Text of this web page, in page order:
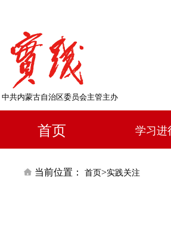
中共内蒙古自治区委员会主管主办
首页 学习进
当前位置： 首页>实践关注